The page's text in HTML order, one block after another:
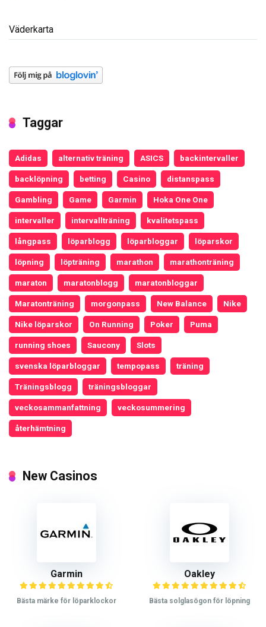
Väderkarta
Taggar
Adidas alternativ träning ASICS backintervaller
backlöpning betting Casino distanspass
Gambling Game Garmin Hoka One One
intervaller intervallträning kvalitetspass
långpass löparblogg löparbloggar löparskor
löpning löpträning marathon marathonträning
maraton maratonblogg maratonbloggar
Maratonträning morgonpass New Balance Nike
Nike löparskor On Running Poker Puma
running shoes Saucony Slots
svenska löparbloggar tempopass träning
Träningsblogg träningsbloggar
veckosammanfattning veckosummering
återhämtning
New Casinos
Garmin
Bästa märke för löparklockor
Oakley
Bästa solglasögon för löpning